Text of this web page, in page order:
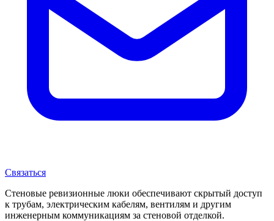
Связаться
Стеновые ревизионные люки обеспечивают скрытый доступ
к трубам, электрическим кабелям, вентилям и другим
инженерным коммуникациям за стеновой отделкой.